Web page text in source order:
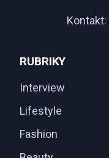
Kontakt:
RUBRIKY
Interview
Lifestyle
Fashion